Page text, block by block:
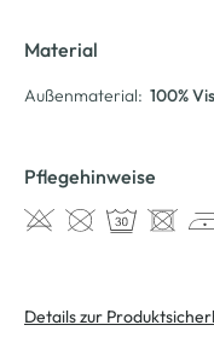
Material
Außenmaterial: 100%
Pflegehinweise
Details zur